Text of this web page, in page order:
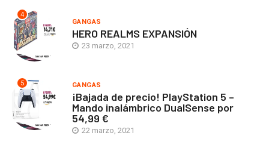
4
GANGAS
HERO REALMS EXPANSIÓN
23 marzo, 2021
5 GANGAS
¡Bajada de precio! PlayStation 5 –
Mando inalámbrico DualSense por
54,99 €
22 marzo, 2021